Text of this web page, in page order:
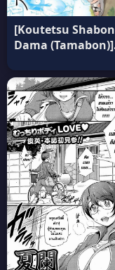
[Koutetsu Shabon
Dama (Tamabon)]
แปลไทย